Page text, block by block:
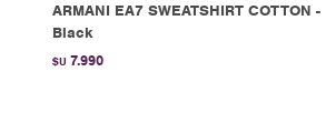
ARMANI EA7 SWEATSHIRT COTTON -
Black
$U 7.990